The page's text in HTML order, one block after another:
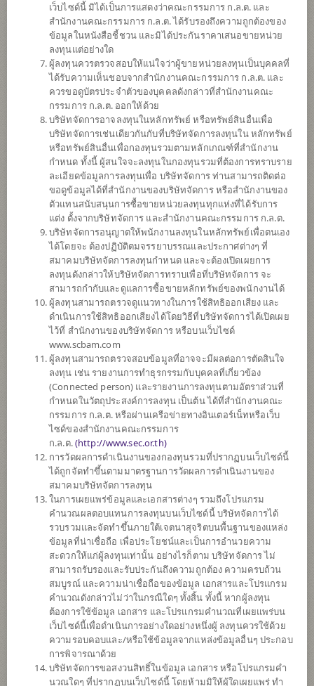
เวลท์ เพื่อการเลี้ยงชีพ
SCBRMGW
ความเสี่ยงปานกลาง
ค่อนข้างสูง
5
ตั้งแต่ต้นปี
+9.57%
ข้อมูล ณ วันที่ 4 สิงหาคม 2569
มูลค่าหน่วยลงทุน
12.6895
0.1881
ข้อมูล ณ วันที่ 4 ส.ค. 2569
*ตามสกุลเงินของกองทุน
ข้อมูลสรุป
ผลการดำเนินงาน
ข้อมูลการสั่งซื้อขาย
ดาวน์โหลด
ปฏิทินวันหยุด
นโยบาย
ลงทุนง่ายๆ ผ่าน SCB EASY คลิก
ลงทุนในหน่วยลงทุนของกองทุนรวม/กองทุนรวมอีทีเอฟต่าง
ประเทศ เช่น กองทุนรวมตราสารหนี้ต่างประเทศ กองทุนรวม
ตราสารแห่งทุนต่างประเทศ กองทุนรวมสินค้าโภคภัณฑ์ เป็นต้น
โดยเฉลี่ยในรอบปีบัญชีไม่น้อยกว่า 80% ของ NAV ซึ่งการกระจา
ยการลงทุนในหน่วยลงทุนของกองทุนรวมต่างประเทศดังกล่าว
เว็บไซด์นี้ มิได้เป็นการแสดงว่าคณะกรรมการ ก.ล.ต. และ
สำนักงานคณะกรรมการ ก.ล.ต. ได้รับรองถึงความถูกต้องของ
ข้อมูลในหนังสือชี้ชวน และมิได้ประกันราคาเสนอขายหน่วย
ลงทุนแต่อย่างใด
ผู้ลงทุนควรตรวจสอบให้แน่ใจว่าผู้ขายหน่วยลงทุนเป็นบุคคลที่
ได้รับความเห็นชอบจากสำนักงานคณะกรรมการ ก.ล.ต. และ
ควรขอดูบัตรประจำตัวของบุคคลดังกล่าวที่สำนักงานคณะ
กรรมการ ก.ล.ต. ออกให้ด้วย
บริษัทจัดการอาจลงทุนในหลักทรัพย์ หรือทรัพย์สินอื่นเพื่อ
บริษัทจัดการเช่นเดียวกันกับที่บริษัทจัดการลงทุนใน หลักทรัพย์
หรือทรัพย์สินอื่นเพื่อกองทุนรวมตามหลักเกณฑ์ที่สำนักงาน
กำหนด ทั้งนี้ ผู้สนใจจะลงทุนในกองทุนรวมที่ต้องการทราบราย
ละเอียดข้อมูลการลงทุนเพื่อ บริษัทจัดการ ท่านสามารถติดต่อ
ขอดูข้อมูลได้ที่สำนักงานของบริษัทจัดการ หรือสำนักงานของ
ตัวแทนสนับสนุนการซื้อขายหน่วยลงทุนทุกแห่งที่ได้รับการ
แต่ง ตั้งจากบริษัทจัดการ และสำนักงานคณะกรรมการ ก.ล.ต.
บริษัทจัดการอนุญาตให้พนักงานลงทุนในหลักทรัพย์เพื่อตนเอง
ได้โดยจะ ต้องปฏิบัติตมจรรยาบรรณและประกาศต่างๆ ที่
สมาคมบริษัทจัดการลงทุนกำหนด และจะต้องเปิดเผยการ
ลงทุนดังกล่าวให้บริษัทจัดการทราบเพื่อที่บริษัทจัดการ จะ
สามารถกำกับและดูแลการซื้อขายหลักทรัพย์ของพนักงานได้
ผู้ลงทุนสามารถตรวจดูแนวทางในการใช้สิทธิออกเสียง และ
ดำเนินการใช้สิทธิออกเสียงได้โดยวิธีที่บริษัทจัดการได้เปิดเผย
ไว้ที่ สำนักงานของบริษัทจัดการ หรือบนเว็บไซด์
www.scbam.com
ผู้ลงทุนสามารถตรวจสอบข้อมูลที่อาจจะมีผลต่อการตัดสินใจ
ลงทุน เช่น รายงานการทำธุรกรรมกับบุคคลที่เกี่ยวข้อง
(Connected person) และรายงานการลงทุนตามอัตราส่วนที่
กำหนดในวัตถุประสงค์การลงทุน เป็นต้น ได้ที่สำนักงานคณะ
กรรมการ ก.ล.ต. หรือผ่านเครือข่ายทางอินเตอร์เน็ทหรือเว็บ
ไซด์ของสำนักงานคณะกรรมการ
ก.ล.ต.(http://www.sec.or.th)
การวัดผลการดำเนินงานของกองทุนรวมที่ปรากฏบนเว็บไซด์นี้
ได้ถูกจัดทำขึ้นตามมาตรฐานการวัดผลการดำเนินงานของ
สมาคมบริษัทจัดการลงทุน
ในการเผยแพร่ข้อมูลและเอกสารต่างๆ รวมถึงโปรแกรม
คำนวณผลตอบแทนการลงทุนบนเว็บไซด์นี้ บริษัทจัดการได้
รวบรวมและจัดทำขึ้นภายใต้เจตนาสุจริตบนพื้นฐานของแหล่ง
ข้อมูลที่น่าเชื่อถือ เพื่อประโยชน์และเป็นการอำนวยความ
สะดวกให้แก่ผู้ลงทุนเท่านั้น อย่างไรก็ตาม บริษัทจัดการ ไม่
สามารถรับรองและรับประกันถึงความถูกต้อง ความครบถ้วน
สมบูรณ์ และความน่าเชื่อถือของข้อมูล เอกสารและโปรแกรม
คำนวณดังกล่าวไม่ว่าในกรณีใดๆ ทั้งสิ้น ทั้งนี้ หากผู้ลงทุน
ต้องการใช้ข้อมูล เอกสาร และโปรแกรมคำนวณที่เผยแพร่บน
เว็บไซด์นี้เพื่อดำเนินการอย่างใดอย่างหนึ่งผู้ ลงทุนควรใช้ด้วย
ความรอบคอบและ/หรือใช้ข้อมูลจากแหล่งข้อมูลอื่นๆ ประกอบ
การพิจารณาด้วย
บริษัทจัดการขอสงวนสิทธิ์ในข้อมูล เอกสาร หรือโปรแกรมคำ
นวณใดๆ ที่ปรากฏบนเว็บไซด์นี้ โดยห้ามมิให้ผู้ใดเผยแพร่ ทำ